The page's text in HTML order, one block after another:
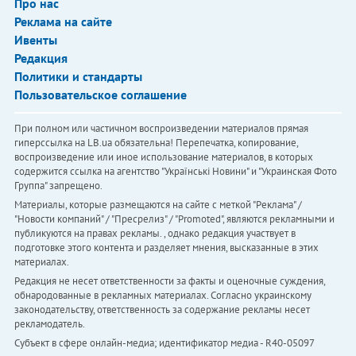
Про нас
Реклама на сайте
Ивенты
Редакция
Политики и стандарты
Пользовательское соглашение
При полном или частичном воспроизведении материалов прямая
гиперссылка на LB.ua обязательна! Перепечатка, копирование,
воспроизведение или иное использование материалов, в которых
содержится ссылка на агентство "Українськi Новини" и "Украинская Фото
Группа" запрещено.
Материалы, которые размещаются на сайте с меткой "Реклама" /
"Новости компаний" / "Пресрелиз" / "Promoted", являются рекламными и
публикуются на правах рекламы. , однако редакция участвует в
подготовке этого контента и разделяет мнения, высказанные в этих
материалах.
Редакция не несет ответственности за факты и оценочные суждения,
обнародованные в рекламных материалах. Согласно украинскому
законодательству, ответственность за содержание рекламы несет
рекламодатель.
Субъект в сфере онлайн-медиа; идентификатор медиа - R40-05097